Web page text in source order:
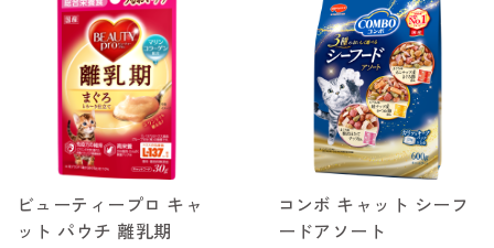
ビューティープロ キャ
ット パウチ 離乳期
コンボ キャット シーフ
ードアソート